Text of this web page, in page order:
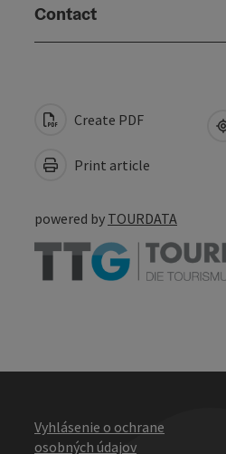
Contact
Create PDF
Print article
powered by TOURDATA
Vyhlásenie o ochrane
osobných údajov